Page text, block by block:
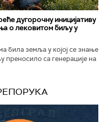
дугорочну иницијативу
о лековитом биљу у
била земља у којој се знање
преносило са генерације на